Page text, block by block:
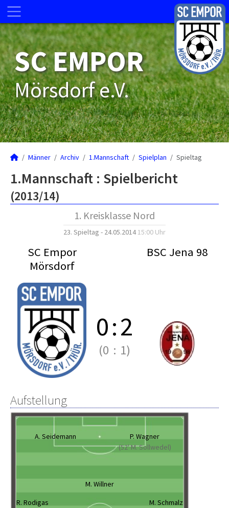
SC EMPOR
Mörsdorf e.V.
Männer Archiv 1.Mannschaft Spielplan Spieltag
1.Mannschaft : Spielbericht
(2013/14)
1. Kreisklasse Nord
23. Spieltag - 24.05.201415:00 Uhr
SC Empor
Mörsdorf
BSC Jena 98
0:2
(0 : 1)
Aufstellung
A. Seidemann
P. Wagner
(52' M. Sollwedel)
M. Willner
R. Rodigas
M. Schmalz